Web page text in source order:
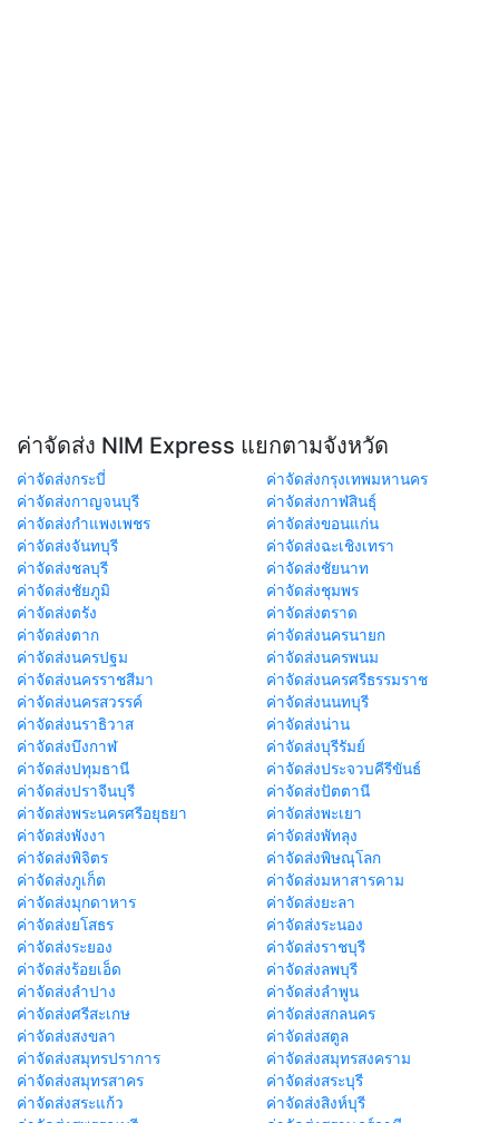
ค่าจัดส่ง NIM Express แยกตามจังหวัด
ค่าจัดส่งกระบี่
ค่าจัดส่งกรุงเทพมหานคร
ค่าจัดส่งกาญจนบุรี
ค่าจัดส่งกาฬสินธุ์
ค่าจัดส่งกำแพงเพชร
ค่าจัดส่งขอนแก่น
ค่าจัดส่งจันทบุรี
ค่าจัดส่งฉะเชิงเทรา
ค่าจัดส่งชลบุรี
ค่าจัดส่งชัยนาท
ค่าจัดส่งชัยภูมิ
ค่าจัดส่งชุมพร
ค่าจัดส่งตรัง
ค่าจัดส่งตราด
ค่าจัดส่งตาก
ค่าจัดส่งนครนายก
ค่าจัดส่งนครปฐม
ค่าจัดส่งนครพนม
ค่าจัดส่งนครราชสีมา
ค่าจัดส่งนครศรีธรรมราช
ค่าจัดส่งนครสวรรค์
ค่าจัดส่งนนทบุรี
ค่าจัดส่งนราธิวาส
ค่าจัดส่งน่าน
ค่าจัดส่งบึงกาฬ
ค่าจัดส่งบุรีรัมย์
ค่าจัดส่งปทุมธานี
ค่าจัดส่งประจวบคีรีขันธ์
ค่าจัดส่งปราจีนบุรี
ค่าจัดส่งปัตตานี
ค่าจัดส่งพระนครศรีอยุธยา
ค่าจัดส่งพะเยา
ค่าจัดส่งพังงา
ค่าจัดส่งพัทลุง
ค่าจัดส่งพิจิตร
ค่าจัดส่งพิษณุโลก
ค่าจัดส่งภูเก็ต
ค่าจัดส่งมหาสารคาม
ค่าจัดส่งมุกดาหาร
ค่าจัดส่งยะลา
ค่าจัดส่งยโสธร
ค่าจัดส่งระนอง
ค่าจัดส่งระยอง
ค่าจัดส่งราชบุรี
ค่าจัดส่งร้อยเอ็ด
ค่าจัดส่งลพบุรี
ค่าจัดส่งลำปาง
ค่าจัดส่งลำพูน
ค่าจัดส่งศรีสะเกษ
ค่าจัดส่งสกลนคร
ค่าจัดส่งสงขลา
ค่าจัดส่งสตูล
ค่าจัดส่งสมุทรปราการ
ค่าจัดส่งสมุทรสงคราม
ค่าจัดส่งสมุทรสาคร
ค่าจัดส่งสระบุรี
ค่าจัดส่งสระแก้ว
ค่าจัดส่งสิงห์บุรี